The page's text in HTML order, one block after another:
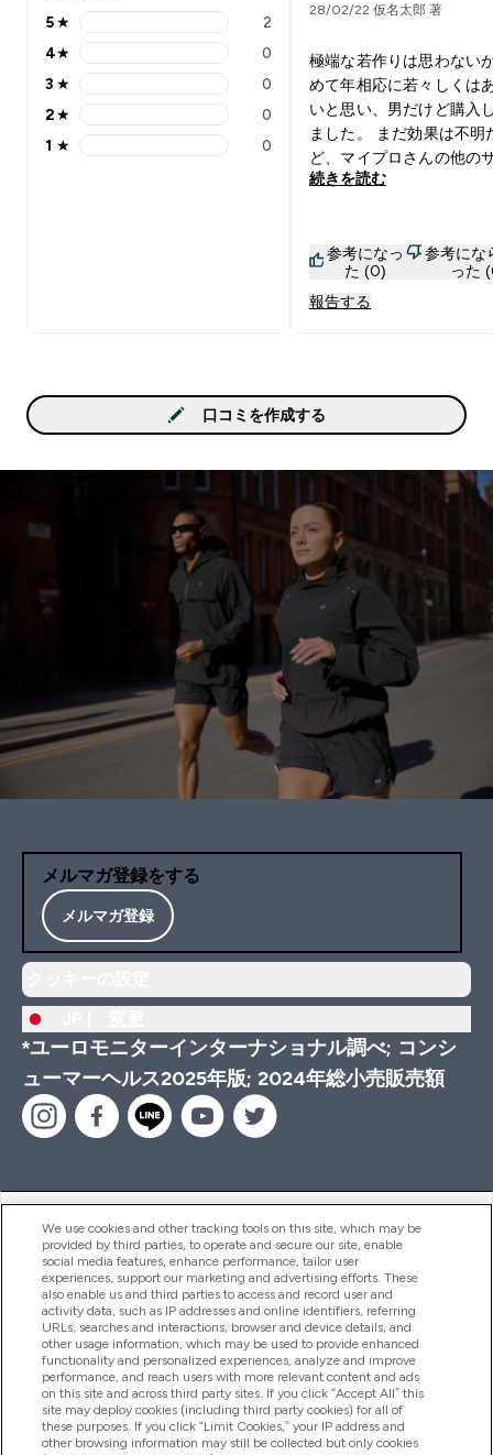
5 stars rating 2 reviews
5★ 2
4 stars rating 0 reviews
4★ 0
3 stars rating 0 reviews
3 ★ 0
2 stars rating 0 reviews
2★ 0
1 stars rating 0 reviews
1 ★ 0
28/02/22 仮名太郎 著
極端な若作りは思わない
めて年相応に若々しくは
いと思い、男だけど購入
ました。 まだ効果は不明
ど、マイプロさんの他の
メントは効果てきめんな
うど一ヶ月分。そんなに
ないし(価値観はそれぞれ
ど)継続してみようと思い
続きを読む
参考になっ
た (0)
参考にな
った
報告する
口コミを作成する
メルマガ登録をする
メルマガ登録
*ユーロモニターインターナショナル調べ; コンシ
ューマーヘルス2025年版; 2024年総小売販売額
ヘルプ＆ガイド
商品について
会社概要
特典＆ポイント
We use cookies and other tracking tools on this site, which may be
provided by third parties, to operate and secure our site, enable
social media features, enhance performance, tailor user
experiences, support our marketing and advertising efforts. These
also enable us and third parties to access and record user and
activity data, such as IP addresses and online identifiers, referring
URLs, searches and interactions, browser and device details, and
other usage information, which may be used to provide enhanced
functionality and personalized experiences, analyze and improve
performance, and reach users with more relevant content and ads
on this site and across third party sites. If you click “Accept All” this
site may deploy cookies (including third party cookies) for all of
these purposes. If you click “Limit Cookies,” your IP address and
other browsing information may still be collected but only cookies